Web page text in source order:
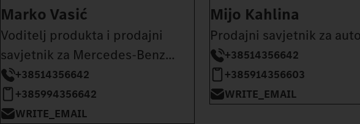
Marko Vasić
Voditelj produkta i prodajni
savjetnik za Mercedes-Benz
autobuse
+38514356642
+385994356642
WRITE_EMAIL
Mijo Kahlina
Prodajni savjetnik za
+38514356642
+385914356603
WRITE_EMAIL